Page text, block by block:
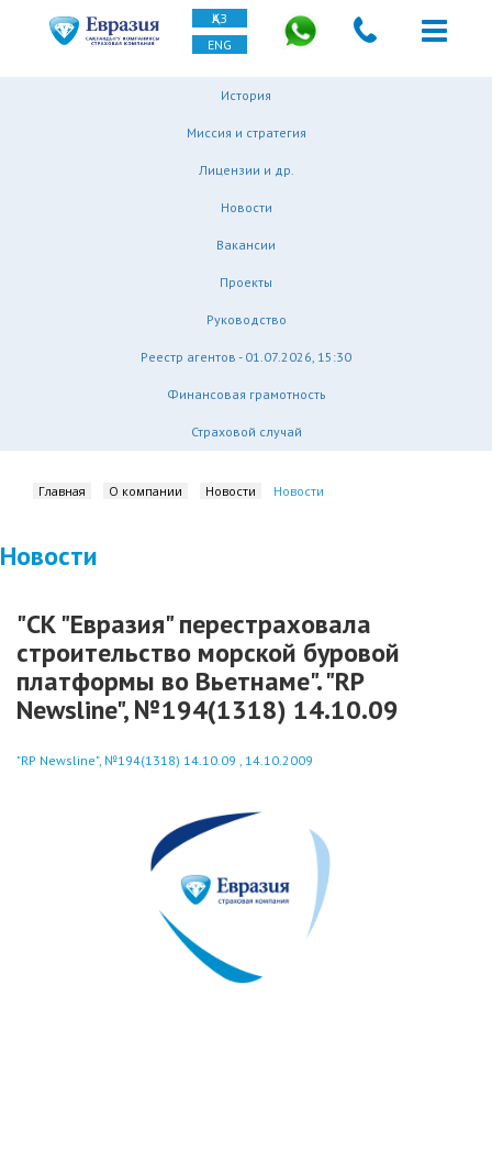
ҚАЗ
ENG
История
Миссия и стратегия
Лицензии и др.
Новости
Вакансии
Проекты
Руководство
Реестр агентов - 01.07.2026, 15:30
Финансовая грамотность
Страховой случай
Главная О компании Новости Новости
Новости
"СК "Евразия" перестраховала
строительство морской буровой
платформы во Вьетнаме". "RP
Newsline", №194(1318) 14.10.09
"RP Newsline", №194(1318) 14.10.09 , 14.10.2009